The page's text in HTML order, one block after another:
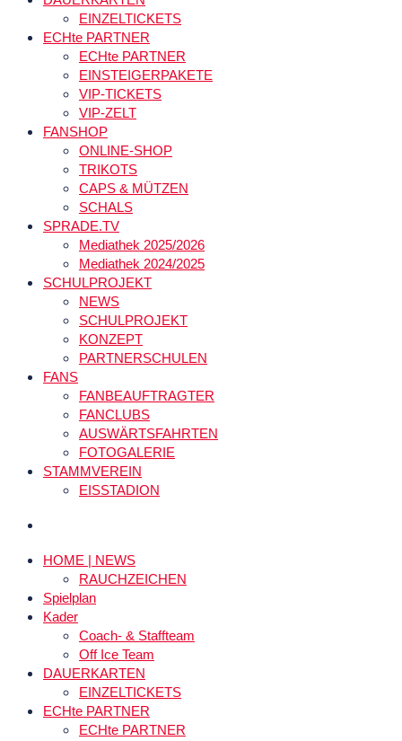
EINZELTICKETS
ECHte PARTNER
ECHte PARTNER
EINSTEIGERPAKETE
VIP-TICKETS
VIP-ZELT
FANSHOP
ONLINE-SHOP
TRIKOTS
CAPS & MÜTZEN
SCHALS
SPRADE.TV
Mediathek 2025/2026
Mediathek 2024/2025
SCHULPROJEKT
NEWS
SCHULPROJEKT
KONZEPT
PARTNERSCHULEN
FANS
FANBEAUFTRAGTER
FANCLUBS
AUSWÄRTSFAHRTEN
FOTOGALERIE
STAMMVEREIN
EISSTADION
HOME | NEWS
RAUCHZEICHEN
Spielplan
Kader
Coach- & Staffteam
Off Ice Team
DAUERKARTEN
EINZELTICKETS
ECHte PARTNER
ECHte PARTNER